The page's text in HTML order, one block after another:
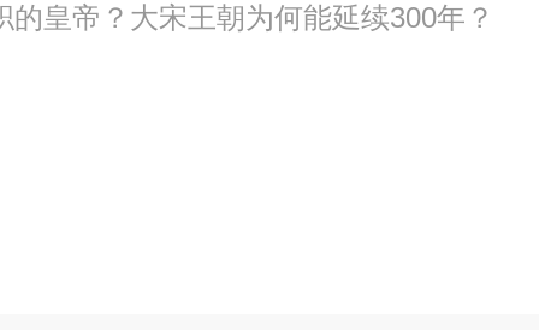
皇帝？大宋王朝为何能延续300年？